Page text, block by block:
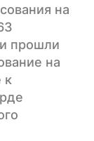
на
прошли
на
к